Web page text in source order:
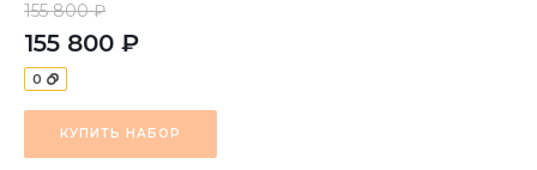
155 800 ₽
155 800 ₽
0
КУПИТЬ НАБОР